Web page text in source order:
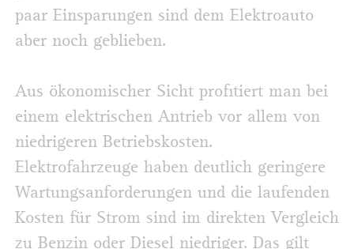
paar Einsparungen sind dem Elektroauto
aber noch geblieben.
Aus ökonomischer Sicht profitiert man bei
einem elektrischen Antrieb vor allem von
niedrigeren Betriebskosten.
Elektrofahrzeuge haben deutlich geringere
Wartungsanforderungen und die laufenden
Kosten für Strom sind im direkten Vergleich
zu Benzin oder Diesel niedriger. Das gilt